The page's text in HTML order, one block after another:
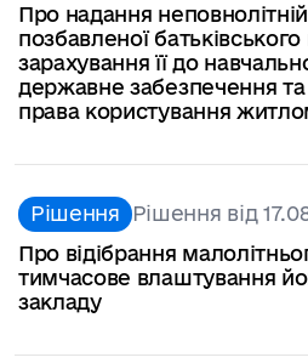
Про надання
позбавленої батьківського
зарахування її до
державне забезпечення
права користування
Рішення Рішення від
Про відібрання
тимчасове влаштування
закладу